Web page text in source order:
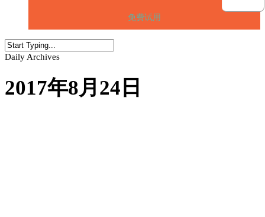
免费试用
Daily Archives
2017年8月24日